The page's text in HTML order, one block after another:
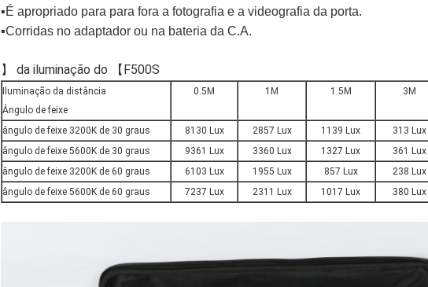
▪É apropriado para para fora a fotografia e a videografia da porta.
▪Corridas no adaptador ou na bateria da C.A.
】 da iluminação do 【F500S
Iluminação da distância
Ângulo de feixe
0.5M 1M 1.5M 3M
ângulo de feixe 3200K de 30 graus 8130 Lux 2857 Lux 1139 Lux 313 Lux
ângulo de feixe 5600K de 30 graus
9361 Lux 3360 Lux 1327 Lux 361 Lux
ângulo de feixe 3200K de 60 graus
6103 Lux 1955 Lux 857 Lux 238 Lux
ângulo de feixe 5600K de 60 graus
7237 Lux 2311 Lux 1017 Lux 380 Lux